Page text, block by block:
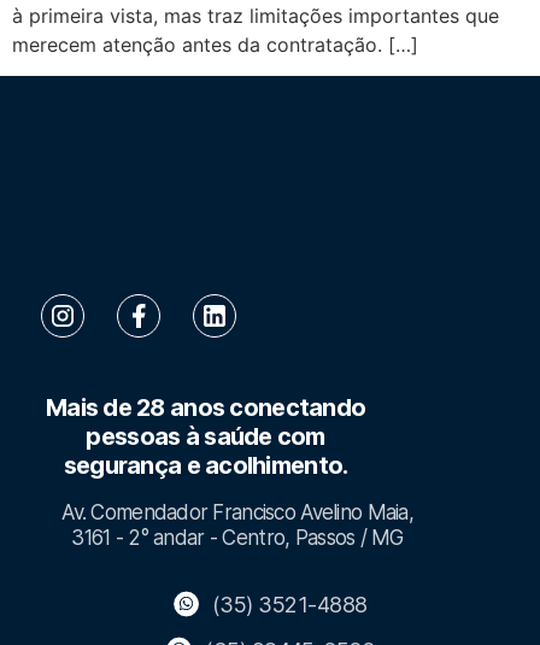
à primeira vista, mas traz limitações importantes que
merecem atenção antes da contratação. […]
Mais de 28 anos conectando
pessoas à saúde com
segurança e acolhimento.
Av. Comendador Francisco Avelino Maia,
3161 - 2° andar - Centro, Passos / MG
(35) 3521-4888